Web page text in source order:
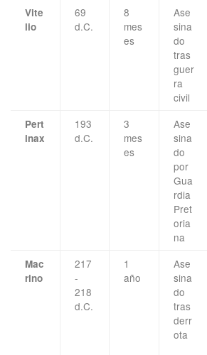
Vite
lio
69
d.C.
8
mes
es
Ase
sina
do
tras
guer
ra
civil
Pert
inax
193
d.C.
3
mes
es
Ase
sina
do
por
Gua
rdia
Pret
oria
na
Mac
rino
217
-
218
d.C.
1
año
Ase
sina
do
tras
derr
ota